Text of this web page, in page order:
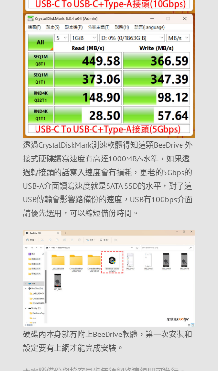
透過CrystalDiskMark測速軟體得知這顆BeeDrive 外
接式硬碟讀寫速度有高達1000MB/s水準，如果透
過轉接頭的話寫入速度會有損耗，更老的5Gbps的
USB-A介面讀寫速度就是SATA SSD的水平，對了這
USB傳輸會影響路備份的速度，USB有10Gbps介面
請優先選用，可以縮短備份時間。
硬碟內本身就有附上BeeDrive軟體，第一次安裝和
設定要有上網才能完成安裝。